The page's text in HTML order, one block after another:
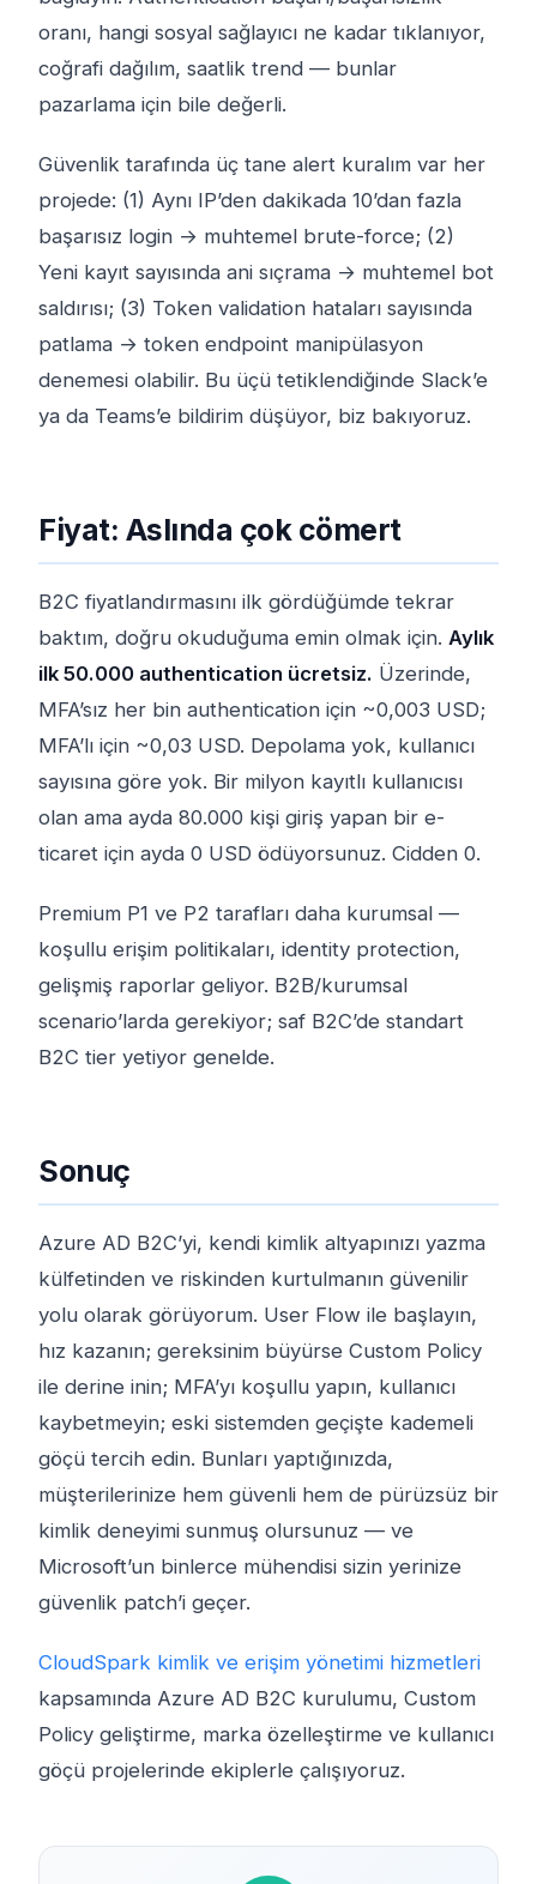
oranı, hangi sosyal sağlayıcı ne kadar tıklanıyor,
coğrafi dağılım, saatlik trend — bunlar
pazarlama için bile değerli.
Güvenlik tarafında üç tane alert kuralım var her
projede: (1) Aynı IP’den dakikada 10’dan fazla
başarısız login → muhtemel brute-force; (2)
Yeni kayıt sayısında ani sıçrama → muhtemel bot
saldırısı; (3) Token validation hataları sayısında
patlama → token endpoint manipülasyon
denemesi olabilir. Bu üçü tetiklendiğinde Slack’e
ya da Teams’e bildirim düşüyor, biz bakıyoruz.
Fiyat: Aslında çok cömert
B2C fiyatlandırmasını ilk gördüğümde tekrar
baktım, doğru okuduğuma emin olmak için. Aylık
ilk 50.000 authentication ücretsiz. Üzerinde,
MFA’sız her bin authentication için ~0,003 USD;
MFA’lı için ~0,03 USD. Depolama yok, kullanıcı
sayısına göre yok. Bir milyon kayıtlı kullanıcısı
olan ama ayda 80.000 kişi giriş yapan bir e-
ticaret için ayda 0 USD ödüyorsunuz. Cidden 0.
Premium P1 ve P2 tarafları daha kurumsal —
koşullu erişim politikaları, identity protection,
gelişmiş raporlar geliyor. B2B/kurumsal
scenario’larda gerekiyor; saf B2C’de standart
B2C tier yetiyor genelde.
Sonuç
Azure AD B2C’yi, kendi kimlik altyapınızı yazma
külfetinden ve riskinden kurtulmanın güvenilir
yolu olarak görüyorum. User Flow ile başlayın,
hız kazanın; gereksinim büyürse Custom Policy
ile derine inin; MFA’yı koşullu yapın, kullanıcı
kaybetmeyin; eski sistemden geçişte kademeli
göçü tercih edin. Bunları yaptığınızda,
müşterilerinize hem güvenli hem de pürüzsüz bir
kimlik deneyimi sunmuş olursunuz — ve
Microsoft’un binlerce mühendisi sizin yerinize
güvenlik patch’i geçer.
CloudSpark kimlik ve erişim yönetimi hizmetleri
kapsamında Azure AD B2C kurulumu, Custom
Policy geliştirme, marka özelleştirme ve kullanıcı
göçü projelerinde ekiplerle çalışıyoruz.